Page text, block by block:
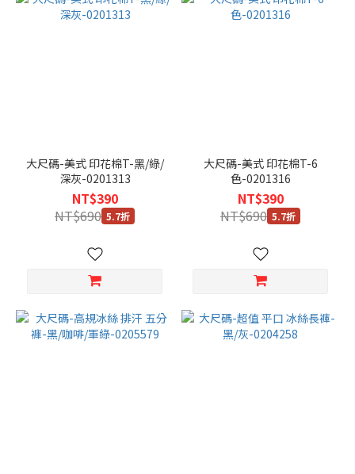
42
大尺碼-美式 印花棉T-黑/綠/
深灰-0201313
NT$390
NT$690 5.7折
大尺碼-美式 印花棉T-6
色-0201316
NT$390
NT$690 5.7折